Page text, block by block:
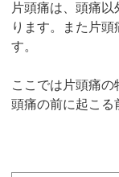
片頭痛は、頭痛
ります。また片
す。
ここでは片頭痛
頭痛の前に起こる